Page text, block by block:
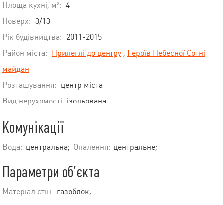
Площа кухні, м²: 4
Поверх: 3/13
Рік будівництва: 2011-2015
Район міста: Прилеглі до центру , Героїв Небесної Сотні
майдан
Розташування: центр міста
Вид нерухомості ізольована
Комунікації
Вода: центральна; Опалення: центральне;
Параметри об’єкта
Матеріал стін: газоблок;